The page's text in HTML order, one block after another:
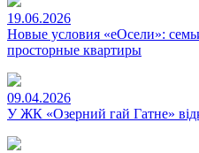
19.06.2026
Новые условия «еОсели»:
просторные квартиры
09.04.2026
У ЖК «Озерний гай Гатне»